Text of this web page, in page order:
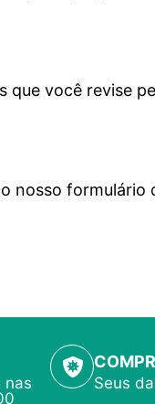
você revise
nosso formulário
nas
Seus